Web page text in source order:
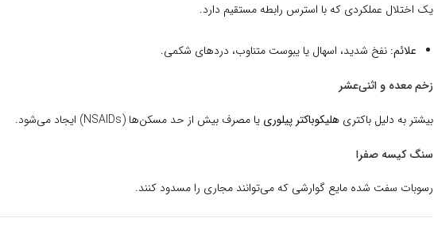
یک اختلال عملکردی که با استرس رابطه مستقیم دارد.
علائم: نفخ شدید، اسهال یا یبوست متناوب، دردهای شکمی.
زخم معده و اثنی‌عشر
بیشتر به دلیل باکتری هلیکوباکتر پیلوری یا مصرف بیش از حد مسکن‌ها (NSAIDs) ایجاد می‌شود.
سنگ کیسه صفرا
رسوبات سفت شده مایع گوارشی که می‌توانند مجاری را مسدود کنند.